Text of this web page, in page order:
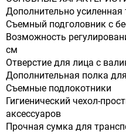
Дополнительно усиленная
Съемный подголовник с
Возможность
см
Отверстие для лица с
Дополнительная полка
Съемные подлокотники
Гигиенический чехол-
аксессуаров
Прочная сумка для